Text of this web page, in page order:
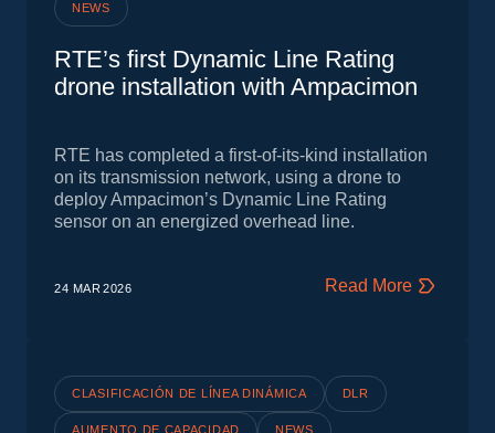
NEWS
RTE’s first Dynamic Line Rating
drone installation with Ampacimon
RTE has completed a first‑of‑its‑kind installation
on its transmission network, using a drone to
deploy Ampacimon’s Dynamic Line Rating
sensor on an energized overhead line.
24 MAR 2026 Read More
CLASIFICACIÓN DE LÍNEA DINÁMICA DLR
AUMENTO DE CAPACIDAD NEWS